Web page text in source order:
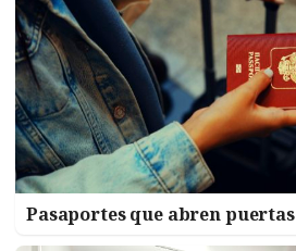
Pasaportes que abren puertas